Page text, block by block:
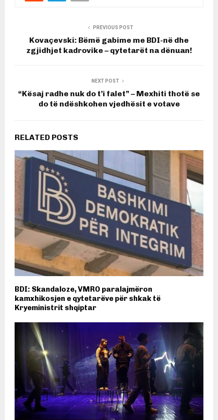
PREVIOUS POST
Kovaçevski: Bëmë gabime me BDI-në dhe
zgjidhjet kadrovike – qytetarët na dënuan!
NEXT POST
“Kësaj radhe nuk do t’i falet” – Mexhiti thotë se
do të ndëshkohen vjedhësit e votave
RELATED POSTS
BDI: Skandaloze, VMRO paralajmëron
kamxhikosjen e qytetarëve për shkak të
Kryeministrit shqiptar